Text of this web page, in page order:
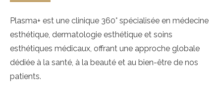
Plasma+ est une clinique 360° spécialisée en médecine
esthétique, dermatologie esthétique et soins
esthétiques médicaux, offrant une approche globale
dédiée à la santé, à la beauté et au bien-être de nos
patients.